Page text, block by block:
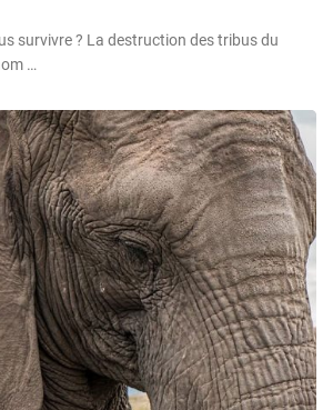
survivre ? La destruction des tribus du
…